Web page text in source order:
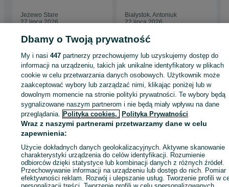
Jeżewo Stare
27 lipca 2026
Białystok, Antoniuk
22 lipca 2026
Strona główna Motoryzacja Części samochodowe
Dostawcze i Ciężarowe
Dostawcze i Ciężarowe - Podlaskie
Dostawcze i Ciężarowe - Bielsk Podlaski
KATEGORIA
ID: 596286336 Wyświetlenia:
Zadzwoń / SMS Wyślij wiadomość
Dbamy o Twoją prywatność
My i nasi447 partnerzy przechowujemy lub uzyskujemy dostęp do
informacji na urządzeniu, takich jak unikalne identyfikatory w plikach
cookie w celu przetwarzania danych osobowych. Użytkownik może
zaakceptować wybory lub zarządzać nimi, klikając poniżej lub w
dowolnym momencie na stronie polityki prywatności. Te wybory będą
sygnalizowane naszym partnerom i nie będą miały wpływu na dane
przeglądania. Polityka cookies, Polityka Prywatności
Wraz z naszymi partnerami przetwarzamy dane w celu
zapewnienia:
Użycie dokładnych danych geolokalizacyjnych. Aktywne skanowanie
charakterystyki urządzenia do celów identyfikacji. Rozumienie
odbiorców dzięki statystyce lub kombinacji danych z różnych źródeł.
Przechowywanie informacji na urządzeniu lub dostęp do nich. Pomiar
efektywności reklam. Rozwój i ulepszanie usług. Tworzenie profili w